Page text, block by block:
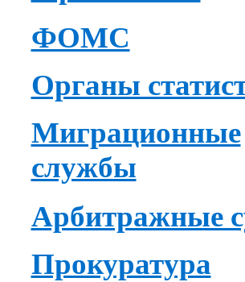
ФОМС
Органы
Миграционные
службы
Арбитражные
Прокуратура